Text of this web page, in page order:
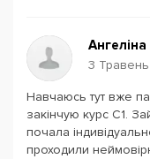
Ангеліна
3 Травень
Навчаюсь тут вже
закінчую курс С1.
почала
проходили